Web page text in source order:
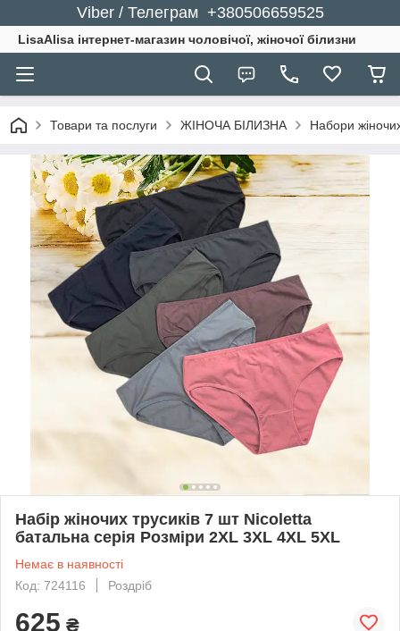
Viber / Телеграм +380506659525
LisaAlisa інтернет-магазин чоловічої, жіночої білизни
Товари та послуги ЖІНОЧА БІЛИЗНА Набори
Набір жіночих трусиків 7 шт Nicoletta
батальна серія Розміри 2XL 3XL 4XL 5XL
Немає в наявності
Код: 724116
Роздріб
625 ₴